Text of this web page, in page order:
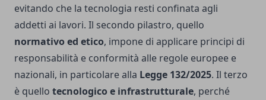
evitando che la tecnologia resti confinata agli
addetti ai lavori. Il secondo pilastro, quello
normativo ed etico, impone di applicare principi di
responsabilità e conformità alle regole europee e
nazionali, in particolare alla Legge 132/2025. Il terzo
è quello tecnologico e infrastrutturale, perché